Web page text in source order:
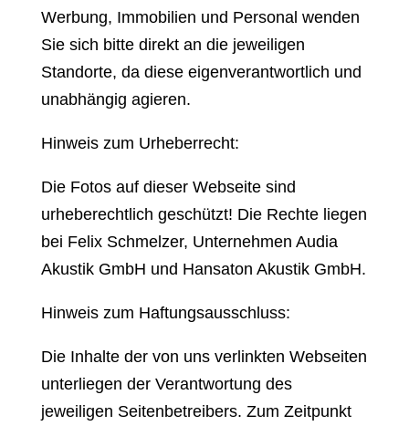
Werbung, Immobilien und Personal wenden
Sie sich bitte direkt an die jeweiligen
Standorte, da diese eigenverantwortlich und
unabhängig agieren.
Hinweis zum Urheberrecht:
Die Fotos auf dieser Webseite sind
urheberechtlich geschützt! Die Rechte liegen
bei Felix Schmelzer, Unternehmen Audia
Akustik GmbH und Hansaton Akustik GmbH.
Hinweis zum Haftungsausschluss:
Die Inhalte der von uns verlinkten Webseiten
unterliegen der Verantwortung des
jeweiligen Seitenbetreibers. Zum Zeitpunkt